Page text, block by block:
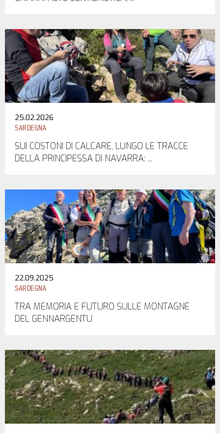
25.02.2026
SARDEGNA
SUI COSTONI DI CALCARE, LUNGO LE TRACCE
DELLA PRINCIPESSA DI NAVARRA: ...
22.09.2025
SARDEGNA
TRA MEMORIA E FUTURO SULLE MONTAGNE
DEL GENNARGENTU